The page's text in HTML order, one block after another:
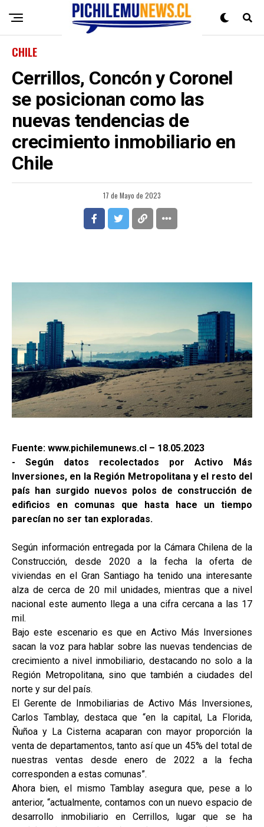
CHILE
Cerrillos, Concón y Coronel
se posicionan como las
nuevas tendencias de
crecimiento inmobiliario en
Chile
17 de Mayo de 2023
Fuente: www.pichilemunews.cl – 18.05.2023
- Según datos recolectados por Activo Más
Inversiones, en la Región Metropolitana y el resto del
país han surgido nuevos polos de construcción de
edificios en comunas que hasta hace un tiempo
parecían no ser tan exploradas.
Según información entregada por la Cámara Chilena de la
Construcción, desde 2020 a la fecha la oferta de
viviendas en el Gran Santiago ha tenido una interesante
alza de cerca de 20 mil unidades, mientras que a nivel
nacional este aumento llega a una cifra cercana a las 17
mil.
Bajo este escenario es que en Activo Más Inversiones
sacan la voz para hablar sobre las nuevas tendencias de
crecimiento a nivel inmobiliario, destacando no solo a la
Región Metropolitana, sino que también a ciudades del
norte y sur del país.
El Gerente de Inmobiliarias de Activo Más Inversiones,
Carlos Tamblay, destaca que “en la capital, La Florida,
Ñuñoa y La Cisterna acaparan con mayor proporción la
venta de departamentos, tanto así que un 45% del total de
nuestras ventas desde enero de 2022 a la fecha
corresponden a estas comunas”.
Ahora bien, el mismo Tamblay asegura que, pese a lo
anterior, “actualmente, contamos con un nuevo espacio de
desarrollo inmobiliario en Cerrillos, lugar que se ha